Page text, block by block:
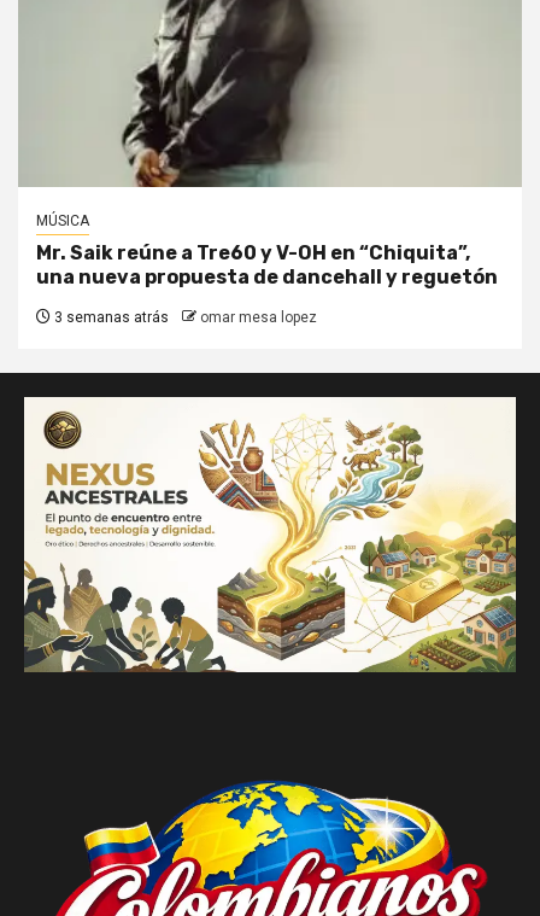
MÚSICA
Mr. Saik reúne a Tre60 y V-OH en “Chiquita”,
una nueva propuesta de dancehall y reguetón
3 semanas atrás omar mesa lopez